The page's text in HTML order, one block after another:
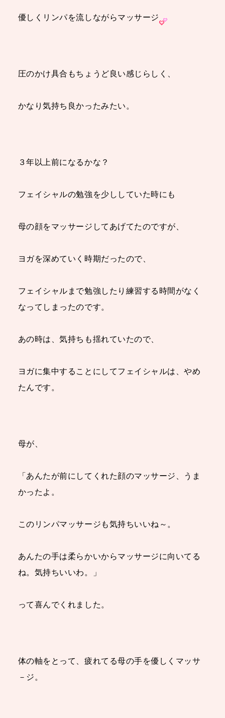
優しくリンパを流しながらマッサージ
圧のかけ具合もちょうど良い感じらしく、
かなり気持ち良かったみたい。
３年以上前になるかな？
フェイシャルの勉強を少ししていた時にも
母の顔をマッサージしてあげてたのですが、
ヨガを深めていく時期だったので、
フェイシャル まで勉強したり練習する時間がなく
なってしまったのです。
あの時は、気持ちも揺れていたので、
ヨガに集中することにしてフェイシャルは、やめ
たんです。
母が、
「あんたが前にしてくれた顔のマッサージ、うま
かったよ。
このリンパマッサージも気持ちいいね～。
あんたの手は柔らかいからマッサージに向いてる
ね。気持ちいいわ。」
って喜んでくれました。
体の軸をとって、疲れてる母の手を優しくマッサ
－ジ。